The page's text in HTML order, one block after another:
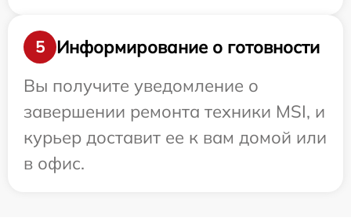
5
Информирование о готовности
Вы получите уведомление о
завершении ремонта техники MSI, и
курьер доставит ее к вам домой или
в офис.